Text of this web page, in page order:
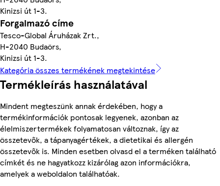
Kinizsi út 1-3.
Forgalmazó címe
Tesco-Global Áruházak Zrt.,
H-2040 Budaörs,
Kinizsi út 1-3.
Kategória összes termékének megtekintése
Termékleírás használatával
Mindent megteszünk annak érdekében, hogy a
termékinformációk pontosak legyenek, azonban az
élelmiszertermékek folyamatosan változnak, így az
összetevők, a tápanyagértékek, a dietetikai és allergén
összetevők is. Minden esetben olvasd el a terméken található
címkét és ne hagyatkozz kizárólag azon információkra,
amelyek a weboldalon találhatóak.